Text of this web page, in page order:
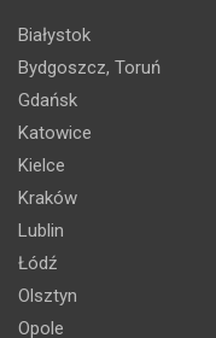
Białystok
Bydgoszcz, Toruń
Gdańsk
Katowice
Kielce
Kraków
Lublin
Łódź
Olsztyn
Opole